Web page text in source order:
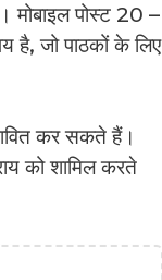
मोबाइल पोस्ट 20 –
है, जो पाठकों के लिए
कर सकते हैं।
को शामिल करते